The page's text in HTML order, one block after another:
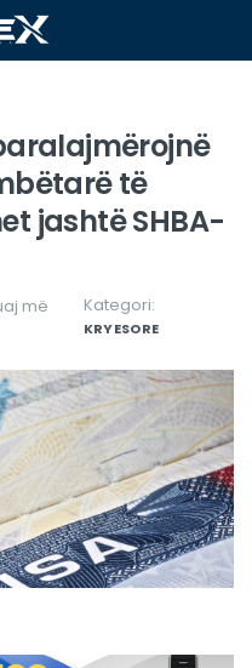
të
jashtë SHBA-
më
Kategori:
KRYESORE